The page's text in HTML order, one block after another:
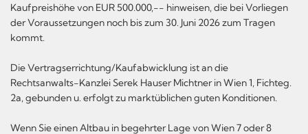
Kaufpreishöhe von EUR 500.000,-- hinweisen, die bei Vorliegen
der Voraussetzungen noch bis zum 30. Juni 2026 zum Tragen
kommt.
Die Vertragserrichtung/Kaufabwicklung ist an die
Rechtsanwalts-Kanzlei Serek Hauser Michtner in Wien 1, Fichteg.
2a, gebunden u. erfolgt zu marktüblichen guten Konditionen.
Wenn Sie einen Altbau in begehrter Lage von Wien 7 oder 8